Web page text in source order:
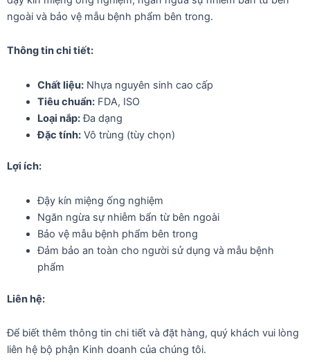
ngoài và bảo vệ mẫu bệnh phẩm bên trong.
Thông tin chi tiết:
Chất liệu:Nhựa nguyên sinh cao cấp
Tiêu chuẩn:FDA, ISO
Loại nắp:Đa dạng
Đặc tính:Vô trùng (tùy chọn)
Lợi ích:
Đậy kín miệng ống nghiệm
Ngăn ngừa sự nhiễm bẩn từ bên ngoài
Bảo vệ mẫu bệnh phẩm bên trong
Đảm bảo an toàn cho người sử dụng và mẫu bệnh
phẩm
Liên hệ:
Để biết thêm thông tin chi tiết và đặt hàng, quý khách vui lòng
liên hệ bộ phận Kinh doanh của chúng tôi.